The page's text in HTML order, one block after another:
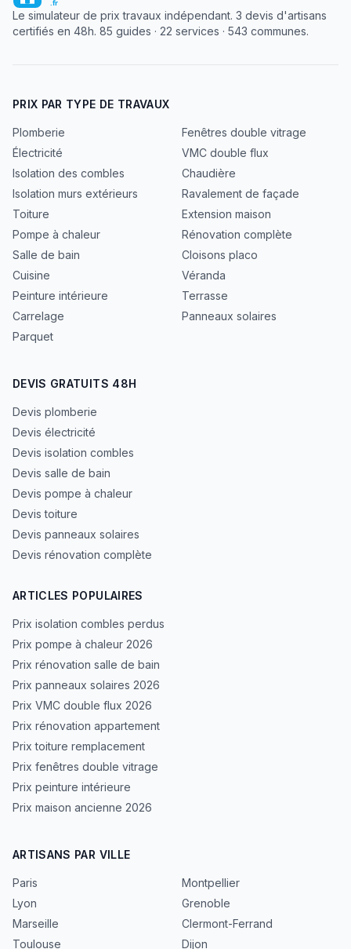
Le simulateur de prix travaux indépendant. 3 devis d'artisans
certifiés en 48h. 85 guides · 22 services · 543 communes.
PRIX PAR TYPE DE TRAVAUX
Plomberie
Électricité
Isolation des combles
Isolation murs extérieurs
Toiture
Pompe à chaleur
Salle de bain
Cuisine
Peinture intérieure
Carrelage
Parquet
Fenêtres double vitrage
VMC double flux
Chaudière
Ravalement de façade
Extension maison
Rénovation complète
Cloisons placo
Véranda
Terrasse
Panneaux solaires
DEVIS GRATUITS 48H
Devis plomberie
Devis électricité
Devis isolation combles
Devis salle de bain
Devis pompe à chaleur
Devis toiture
Devis panneaux solaires
Devis rénovation complète
ARTICLES POPULAIRES
Prix isolation combles perdus
Prix pompe à chaleur 2026
Prix rénovation salle de bain
Prix panneaux solaires 2026
Prix VMC double flux 2026
Prix rénovation appartement
Prix toiture remplacement
Prix fenêtres double vitrage
Prix peinture intérieure
Prix maison ancienne 2026
ARTISANS PAR VILLE
Paris
Lyon
Marseille
Toulouse
Montpellier
Grenoble
Clermont-Ferrand
Dijon